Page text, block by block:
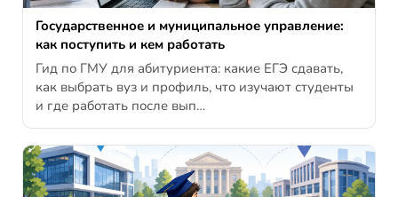
Государственное и муниципальное управление:
как поступить и кем работать
Гид по ГМУ для абитуриента: какие ЕГЭ сдавать,
как выбрать вуз и профиль, что изучают студенты
и где работать после вып…